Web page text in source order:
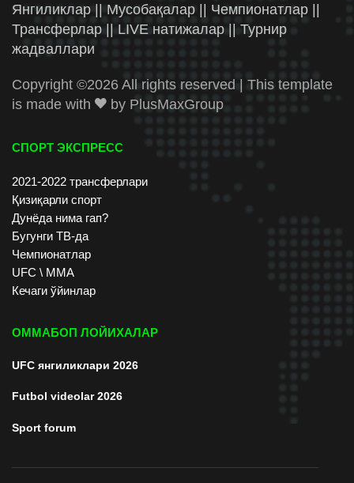
Янгиликлар || Мусобақалар || Чемпионатлар ||
Трансферлар || LIVE натижалар || Турнир
жадваллари
Copyright ©2026 All rights reserved | This template
is made with
by PlusMaxGroup
СПОРТ ЭКСПРЕСС
2021-2022 трансферлари
Қизиқарли спорт
Дунёда нима гап?
Бугунги ТВ-да
Чемпионатлар
UFC \ ММА
Кечаги ўйинлар
ОММАБОП ЛОЙИХАЛАР
UFC янгиликлари 2026
Futbol videolar 2026
Sport forum